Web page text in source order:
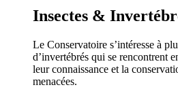
Insectes &
Le Conservatoire s’intéresse à
d’invertébrés qui se rencontrent
leur connaissance et la
menacées.